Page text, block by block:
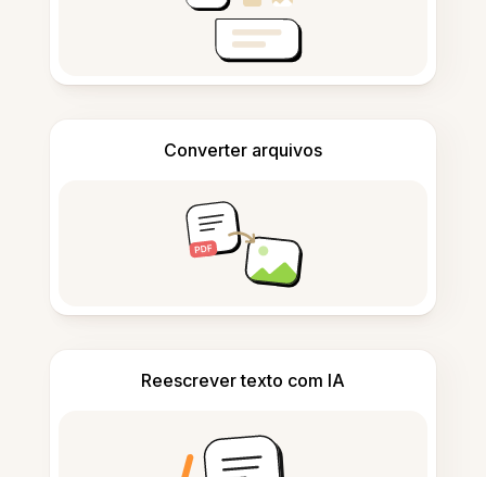
Converter arquivos
Reescrever texto com IA